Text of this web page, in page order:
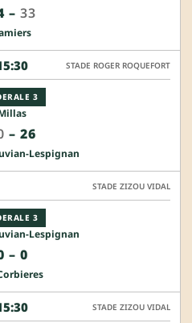
– 33
3
– 26
Lespignan
STADE ROGER ROQUEFORT
3
Lespignan
– 0
STADE ZIZOU VIDAL
STADE ZIZOU VIDAL